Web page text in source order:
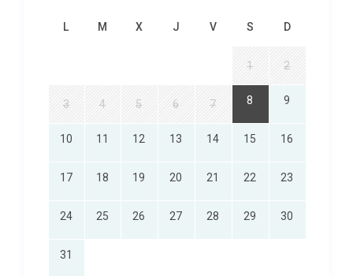
L M X J V S D
1 2
3 4 5 6 7 8 9
10 11 12 13 14 15 16
17 18 19 20 21 22 23
24 25 26 27 28 29 30
31